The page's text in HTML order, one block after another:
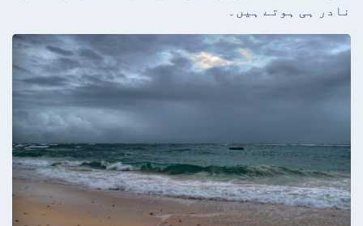
نادر ہی ہوتے ہیں۔